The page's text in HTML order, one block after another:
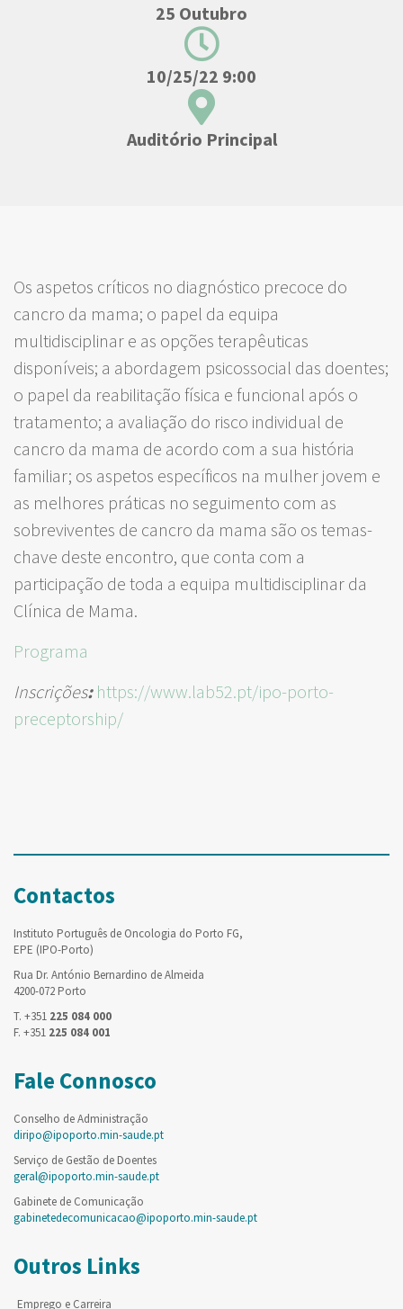
25 Outubro
10/25/22 9:00
Auditório Principal
Os aspetos críticos no diagnóstico precoce do
cancro da mama; o papel da equipa
multidisciplinar e as opções terapêuticas
disponíveis; a abordagem psicossocial das doentes;
o papel da reabilitação física e funcional após o
tratamento; a avaliação do risco individual de
cancro da mama de acordo com a sua história
familiar; os aspetos específicos na mulher jovem e
as melhores práticas no seguimento com as
sobreviventes de cancro da mama são os temas-
chave deste encontro, que conta com a
participação de toda a equipa multidisciplinar da
Clínica de Mama.
Programa
Inscrições: https://www.lab52.pt/ipo-porto-
preceptorship/
Contactos
Instituto Português de Oncologia do Porto FG,
EPE (IPO-Porto)
Rua Dr. António Bernardino de Almeida
4200-072 Porto
T. +351 225 084 000
F. +351 225 084 001
Fale Connosco
Conselho de Administração
diripo@ipoporto.min-saude.pt
Serviço de Gestão de Doentes
geral@ipoporto.min-saude.pt
Gabinete de Comunicação
gabinetedecomunicacao@ipoporto.min-saude.pt
Outros Links
Emprego e Carreira